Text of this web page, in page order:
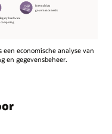
economische analyse van
en gegevensbeheer.